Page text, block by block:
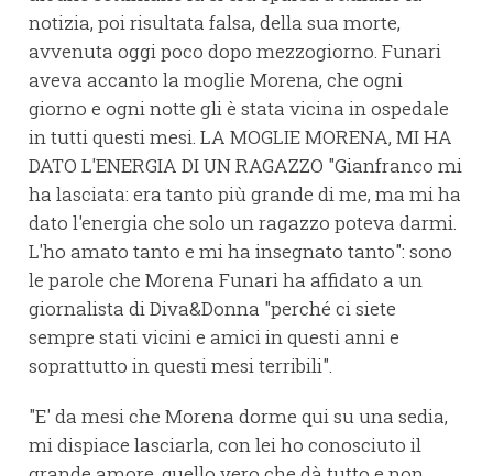
notizia, poi risultata falsa, della sua morte,
avvenuta oggi poco dopo mezzogiorno. Funari
aveva accanto la moglie Morena, che ogni
giorno e ogni notte gli è stata vicina in ospedale
in tutti questi mesi. LA MOGLIE MORENA, MI HA
DATO L'ENERGIA DI UN RAGAZZO "Gianfranco mi
ha lasciata: era tanto più grande di me, ma mi ha
dato l'energia che solo un ragazzo poteva darmi.
L'ho amato tanto e mi ha insegnato tanto": sono
le parole che Morena Funari ha affidato a un
giornalista di Diva&Donna "perché ci siete
sempre stati vicini e amici in questi anni e
soprattutto in questi mesi terribili".
"E' da mesi che Morena dorme qui su una sedia,
mi dispiace lasciarla, con lei ho conosciuto il